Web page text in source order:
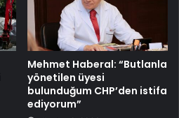
Mehmet Haberal: “Butlanla
yönetilen üyesi
bulunduğum CHP’den istifa
ediyorum”